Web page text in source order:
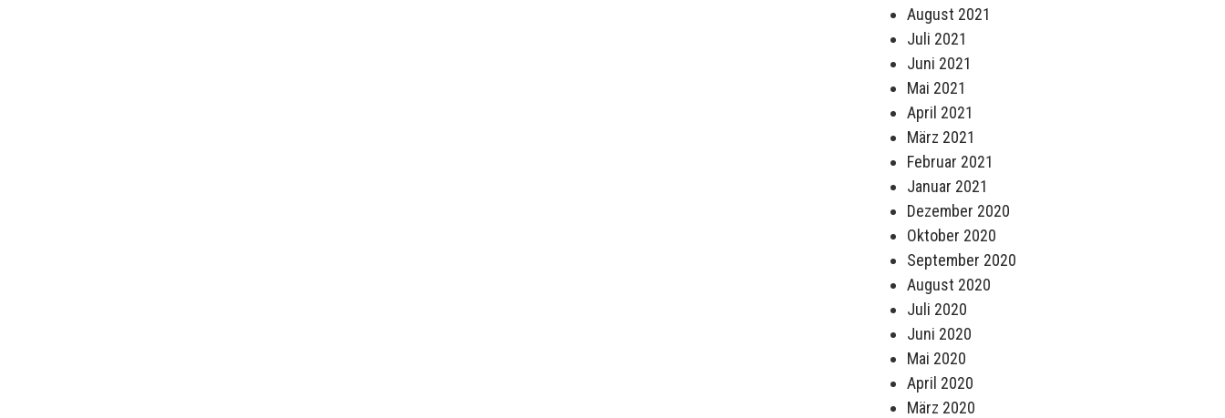
August 2021
Juli 2021
Juni 2021
Mai 2021
April 2021
März 2021
Februar 2021
Januar 2021
Dezember 2020
Oktober 2020
September 2020
August 2020
Juli 2020
Juni 2020
Mai 2020
April 2020
März 2020